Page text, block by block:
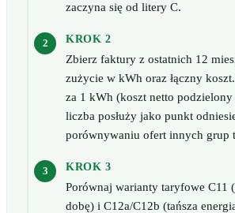
zaczyna się od litery C.
KROK 2
Zbierz faktury z ostatnich 12
zużycie w kWh oraz łączny
za 1 kWh (koszt netto podzielony
liczba posłuży jako punkt
porównywaniu ofert innych grup
KROK 3
Porównaj warianty taryfowe C11
dobę) i C12a/C12b (tańsza